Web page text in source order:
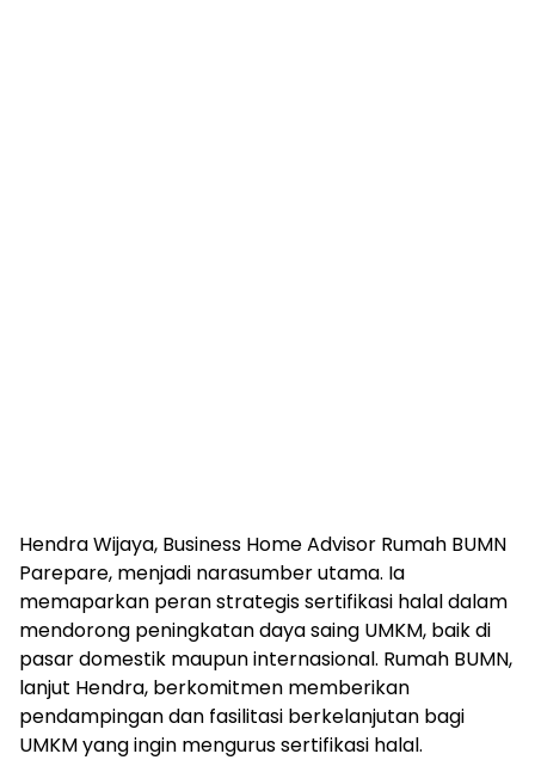
Hendra Wijaya, Business Home Advisor Rumah BUMN
Parepare, menjadi narasumber utama. Ia
memaparkan peran strategis sertifikasi halal dalam
mendorong peningkatan daya saing UMKM, baik di
pasar domestik maupun internasional. Rumah BUMN,
lanjut Hendra, berkomitmen memberikan
pendampingan dan fasilitasi berkelanjutan bagi
UMKM yang ingin mengurus sertifikasi halal.